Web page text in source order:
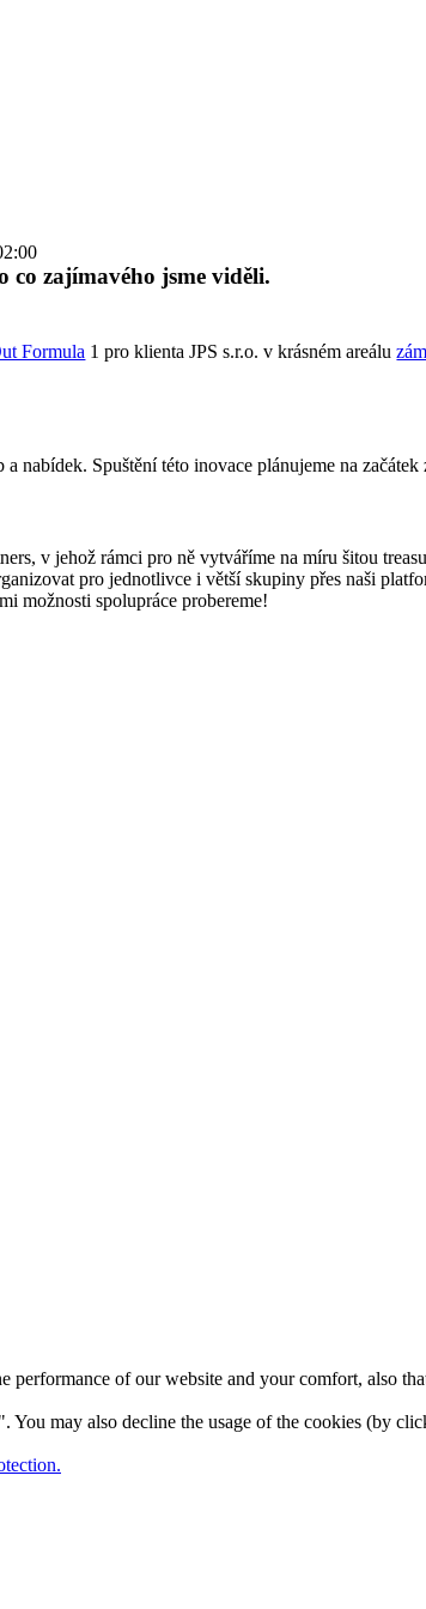
co zajímavého jsme viděli.
Formula 1 pro klienta JPS s.r.o. v krásném areálu
Spuštění této inovace plánujeme na začátek
v jehož rámci pro ně vytváříme na míru šitou
pro jednotlivce i větší skupiny přes naši
možnosti spolupráce probereme!
of our website and your comfort, also
may also decline the usage of the cookies (by